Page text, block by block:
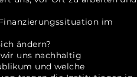
im
ändern?
uns nachhaltig
und welche